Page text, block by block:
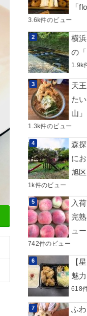
「
3.6k件のビュー
横
の
1.9k
天
た
山」
1.3k件のビュー
森
に
旭区
1k件のビュー
入
完
ュ
742件のビュー
【
魅
618
ふ